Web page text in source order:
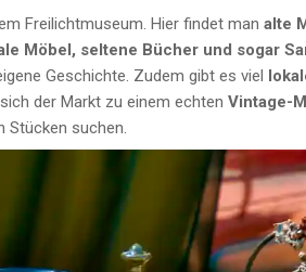
Freilichtmuseum. Hier findet manalte
Möbel, seltene Bücher und sogar
Geschichte. Zudem gibt es viel
der Markt zu einem echtenVintage-
Stücken suchen.